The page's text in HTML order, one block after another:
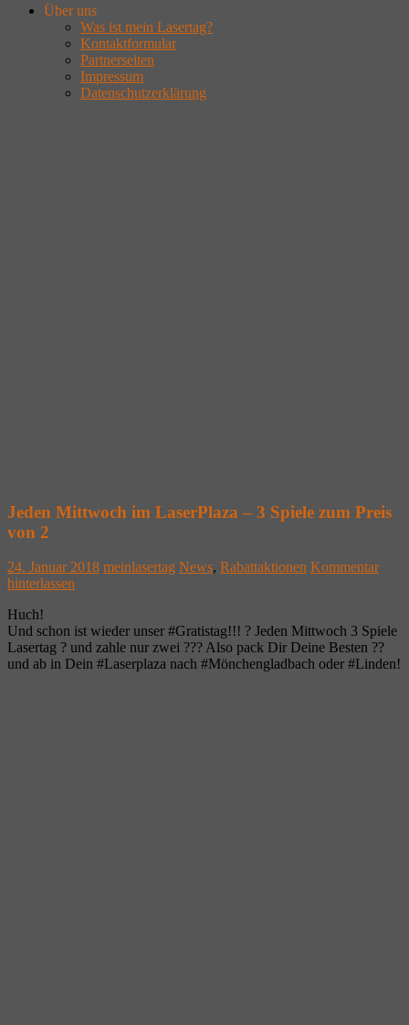
Über uns
Was ist mein Lasertag?
Kontaktformular
Partnerseiten
Impressum
Datenschutzerklärung
Jeden Mittwoch im LaserPlaza – 3 Spiele zum Preis
von 2
24. Januar 2018 meinlasertag News, Rabattaktionen Kommentar
hinterlassen
Huch!
Und schon ist wieder unser #Gratistag!!! ? Jeden Mittwoch 3 Spiele
Lasertag ? und zahle nur zwei ??? Also pack Dir Deine Besten ??
und ab in Dein #Laserplaza nach #Mönchengladbach oder #Linden!